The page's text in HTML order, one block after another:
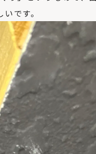
です。